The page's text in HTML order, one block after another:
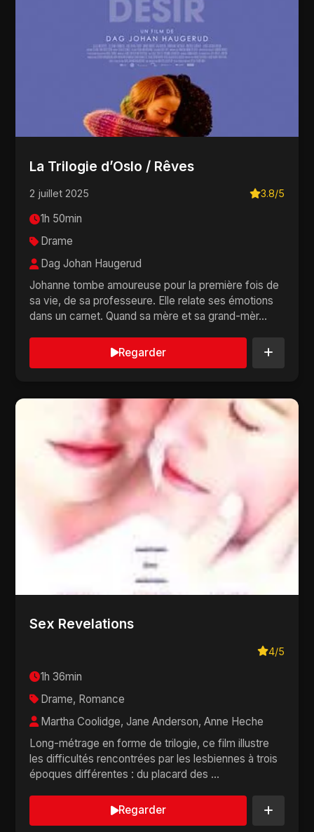
La Trilogie d’Oslo / Rêves
2 juillet 2025 3.8/5
1h 50min
Drame
Dag Johan Haugerud
Johanne tombe amoureuse pour la première fois de
sa vie, de sa professeure. Elle relate ses émotions
dans un carnet. Quand sa mère et sa grand-mèr...
Regarder
Sex Revelations
4/5
1h 36min
Drame, Romance
Martha Coolidge, Jane Anderson, Anne Heche
Long-métrage en forme de trilogie, ce film illustre
les difficultés rencontrées par les lesbiennes à trois
époques différentes : du placard des ...
Regarder